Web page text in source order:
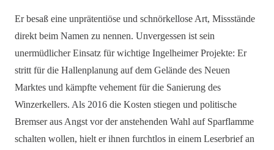
Er besaß eine unprätentiöse und schnörkellose Art, Missstände
direkt beim Namen zu nennen. Unvergessen ist sein
unermüdlicher Einsatz für wichtige Ingelheimer Projekte: Er
stritt für die Hallenplanung auf dem Gelände des Neuen
Marktes und kämpfte vehement für die Sanierung des
Winzerkellers. Als 2016 die Kosten stiegen und politische
Bremser aus Angst vor der anstehenden Wahl auf Sparflamme
schalten wollen, hielt er ihnen furchtlos in einem Leserbrief an